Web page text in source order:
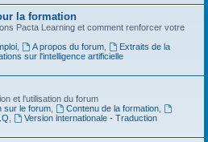
la formation
Pacta Learning et comment renforcer votre
, A propos du forum,
Extraits de la
sur l'intelligence artificielle
et l'utilisation du forum
sur le forum, Contenu de la formation,
Version internationale - Traduction